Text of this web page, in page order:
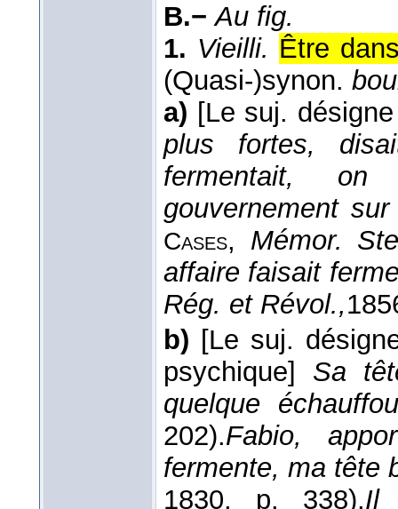
B.− Au fig.
1. Vieilli. Être
(Quasi-)synon.
a) [Le suj.
plus fortes,
fermentait,
gouvernement
Cases, Mémor.
affaire faisait
Rég. et Révol.,
b) [Le suj.
psychique]
Sa
quelque
202).Fabio,
fermente, ma tête
1830, p. 338).